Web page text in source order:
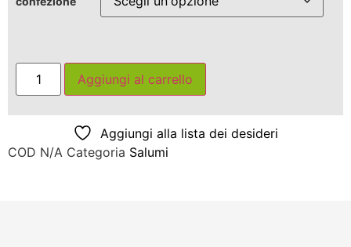
Aggiungi al carrello
Aggiungi alla lista dei desideri
COD N/A Categoria Salumi